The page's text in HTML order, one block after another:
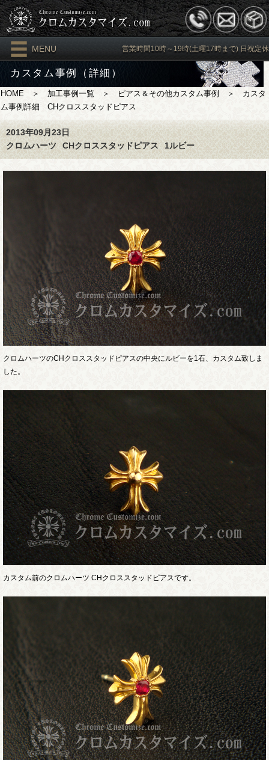
MENU 営業時間10時～19時(土曜17時まで) 日祝定休
カスタム事例（詳細）
HOME ＞ 加工事例一覧 ＞ ピアス＆その他カスタム事例
＞ カスタ
ム事例詳細 CHクロススタッドピアス
2013年09月23日
クロムハーツ
CHクロススタッドピアス 1ルビー
クロムハーツのCHクロススタッドピアスの中央にルビーを1石、カスタム致しま
した。
カスタム前のクロムハーツ CHクロススタッドピアスです。